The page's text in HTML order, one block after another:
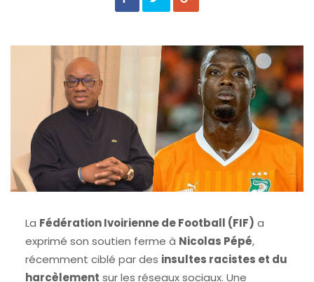
La Fédération Ivoirienne de Football (FIF) a
exprimé son soutien ferme à Nicolas Pépé,
récemment ciblé par des insultes racistes et du
harcèlement sur les réseaux sociaux. Une